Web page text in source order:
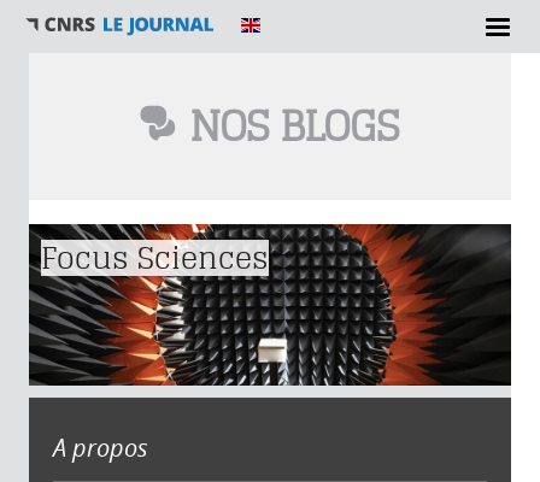
NOS BLOGS
Vous êtes ici
Focus Sciences
A propos